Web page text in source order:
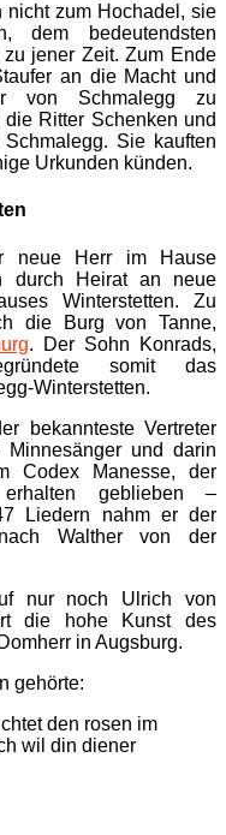
nicht zum Hochadel, sie
dem bedeutendsten
jener Zeit. Zum Ende
an die Macht und
von Schmalegg zu
Ritter Schenken und
Sie kauften
Urkunden künden.
neue Herr im Hause
durch Heirat an neue
Winterstetten. Zu
die Burg von Tanne,
. Der Sohn Konrads,
somit das
Winterstetten.
bekannteste Vertreter
und darin
Codex Manesse, der
erhalten geblieben –
Liedern nahm er der
Walther von der
nur noch Ulrich von
die hohe Kunst des
in Augsburg.
gehörte:
den rosen im
wil din diener